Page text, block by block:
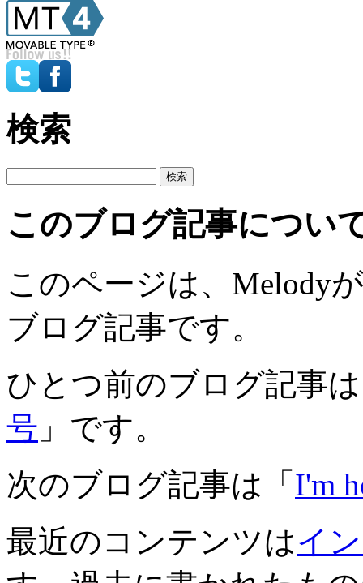
検索
このブログ記事につい
このページは、Melody
ブログ記事です。
ひとつ前のブログ記事
号 」です。
次のブログ記事は「 I'm
最近のコンテンツはイ